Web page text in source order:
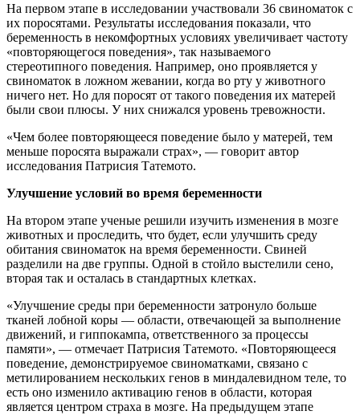
На первом этапе в исследовании участвовали 36 свиноматок с
их поросятами. Результаты исследования показали, что
беременность в некомфортных условиях увеличивает частоту
«повторяющегося поведения», так называемого
стереотипного поведения. Например, оно проявляется у
свиноматок в ложном жевании, когда во рту у животного
ничего нет. Но для поросят от такого поведения их матерей
были свои плюсы. У них снижался уровень тревожности.
«Чем более повторяющееся поведение было у матерей, тем
меньше поросята выражали страх», — говорит автор
исследования Патрисия Татемото.
Улучшение условий во время беременности
На втором этапе ученые решили изучить изменения в мозге
животных и проследить, что будет, если улучшить среду
обитания свиноматок на время беременности. Свиней
разделили на две группы. Одной в стойло выстелили сено,
вторая так и осталась в стандартных клетках.
«Улучшение среды при беременности затронуло больше
тканей лобной коры — области, отвечающей за выполнение
движений, и гиппокампа, ответственного за процессы
памяти», — отмечает Патрисия Татемото. «Повторяющееся
поведение, демонстрируемое свиноматками, связано с
метилированием нескольких генов в миндалевидном теле, то
есть оно изменило активацию генов в области, которая
является центром страха в мозге. На предыдущем этапе